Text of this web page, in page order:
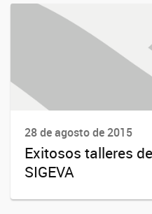
28 de agosto de 2015
Exitosos talleres
SIGEVA